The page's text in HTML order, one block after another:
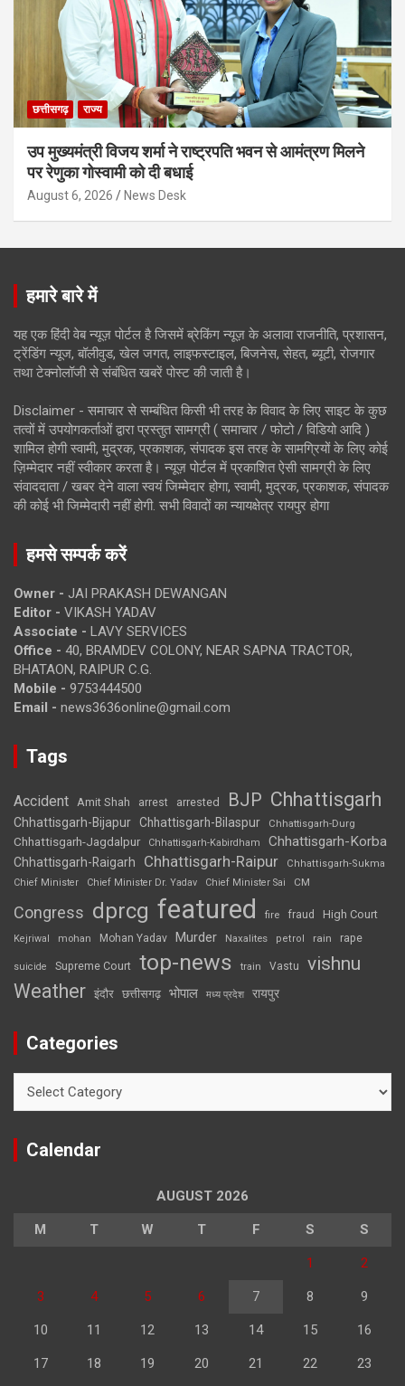
छत्तीसगढ़ राज्य
उप मुख्यमंत्री विजय शर्मा ने राष्ट्रपति भवन से आमंत्रण मिलने
पर रेणुका गोस्वामी को दी बधाई
August 6, 2026 News Desk
हमारे बारे में
यह एक हिंदी वेब न्यूज़ पोर्टल है जिसमें ब्रेकिंग न्यूज़ के अलावा राजनीति, प्रशासन,
ट्रेंडिंग न्यूज, बॉलीवुड, खेल जगत, लाइफस्टाइल, बिजनेस, सेहत, ब्यूटी, रोजगार
तथा टेक्नोलॉजी से संबंधित खबरें पोस्ट की जाती है।
Disclaimer - समाचार से सम्बंधित किसी भी तरह के विवाद के लिए साइट के कुछ
तत्वों में उपयोगकर्ताओं द्वारा प्रस्तुत सामग्री ( समाचार / फोटो / विडियो आदि )
शामिल होगी स्वामी, मुद्रक, प्रकाशक, संपादक इस तरह के सामग्रियों के लिए कोई
ज़िम्मेदार नहीं स्वीकार करता है। न्यूज़ पोर्टल में प्रकाशित ऐसी सामग्री के लिए
संवाददाता / खबर देने वाला स्वयं जिम्मेदार होगा, स्वामी, मुद्रक, प्रकाशक, संपादक
की कोई भी जिम्मेदारी नहीं होगी. सभी विवादों का न्यायक्षेत्र रायपुर होगा
हमसे सम्पर्क करें
Owner - JAI PRAKASH DEWANGAN
Editor - VIKASH YADAV
Associate - LAVY SERVICES
Office - 40, BRAMDEV COLONY, NEAR SAPNA TRACTOR,
BHATAON, RAIPUR C.G.
Mobile - 9753444500
Email - news3636online@gmail.com
Tags
Accident Amit Shah arrest arrested BJP Chhattisgarh
Chhattisgarh-Bijapur Chhattisgarh-Bilaspur Chhattisgarh-Durg
Chhattisgarh-Jagdalpur Chhattisgarh-Kabirdham Chhattisgarh-Korba
Chhattisgarh-Raigarh Chhattisgarh-Raipur
Chhattisgarh-Sukma
Chief Minister
Chief Minister Dr. Yadav Chief Minister Sai CM
Congress dprcg featured fire fraud High Court
Kejriwal mohan Mohan Yadav Murder Naxalites petrol rain rape
suicide Supreme Court top-news train Vastu vishnu
Weather इंदौर छत्तीसगढ़ भोपाल मध्य प्रदेश रायपुर
Categories
Calendar
AUGUST 2026
M T W T F S S
1 2
3 4 5 6 7 8 9
10 11 12 13 14 15 16
17 18 19 20 21 22 23